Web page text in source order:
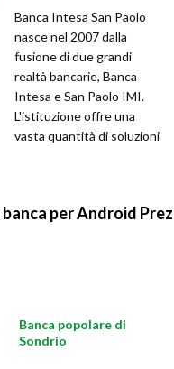
Banca Intesa San Paolo
nasce nel 2007 dalla
fusione di due grandi
realtà bancarie, Banca
Intesa e San Paolo IMI.
L'istituzione offre una
vasta quantità di soluzioni
banca per Android
Banca popolare di
Sondrio